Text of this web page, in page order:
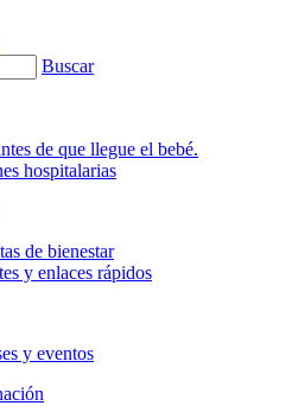
Buscar
de que llegue el bebé.
hospitalarias
de bienestar
y enlaces rápidos
y eventos